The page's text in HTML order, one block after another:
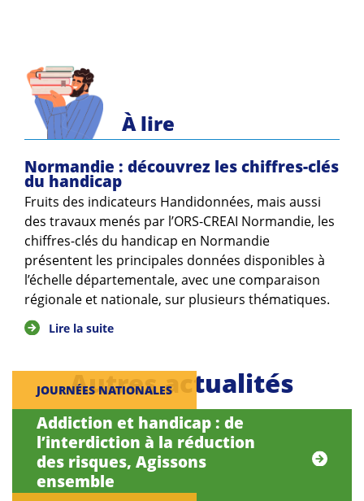
À lire
Normandie : découvrez les chiffres-clés
du handicap
Fruits des indicateurs Handidonnées, mais aussi
des travaux menés par l’ORS-CREAI Normandie, les
chiffres-clés du handicap en Normandie
présentent les principales données disponibles à
l’échelle départementale, avec une comparaison
régionale et nationale, sur plusieurs thématiques.
Lire la suite
Autres actualités
JOURNÉES NATIONALES
Addiction et handicap : de
l’interdiction à la réduction
des risques, Agissons
ensemble